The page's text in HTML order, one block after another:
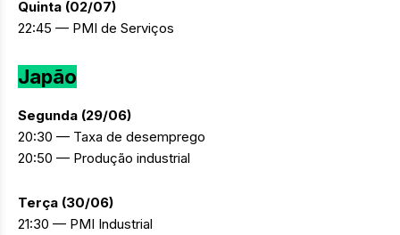
Quinta (02/07)
22:45 — PMI de Serviços
Japão
Segunda (29/06)
20:30 — Taxa de desemprego
20:50 — Produção industrial
Terça (30/06)
21:30 — PMI Industrial